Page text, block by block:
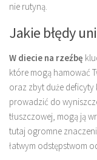
nie rutyną.
Jakie błędy
W diecie na rzeźbę
które mogą hamować
oraz zbyt duże
prowadzić do
tłuszczowej, mogą ją
tutaj ogromne
łatwym odstępstwom